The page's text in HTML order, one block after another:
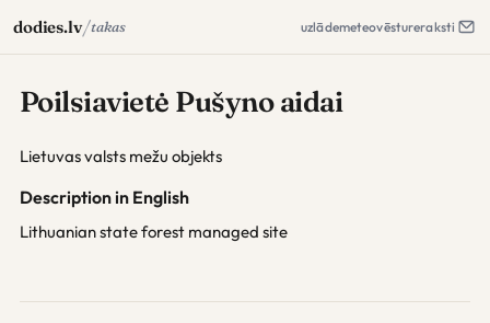
dodies.lv/takas uzlādemeteovēstureraksti
Poilsiavietė Pušyno aidai
Lietuvas valsts mežu objekts
Description in English
Lithuanian state forest managed site